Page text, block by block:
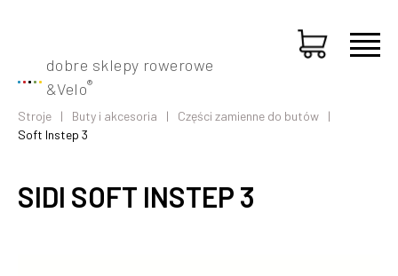
dobre sklepy rowerowe
&Velo®
Stroje Buty i akcesoria
Części zamienne do butów
Soft Instep 3
SIDI SOFT INSTEP 3